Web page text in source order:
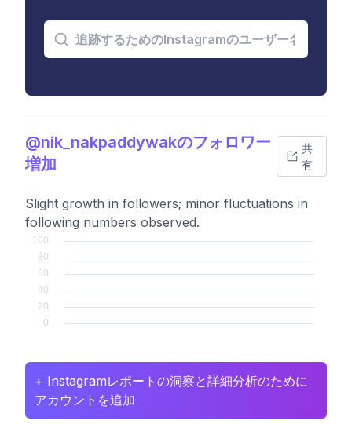
@nik_nakpaddywakのフォロワー
増加
共
有
Slight growth in followers; minor fluctuations in
following numbers observed.
+ Instagramレポートの洞察と詳細分析のために
アカウントを追加